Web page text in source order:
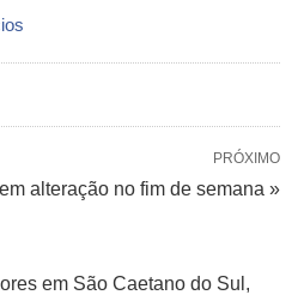
PRÓXIMO
alteração no fim de semana »
em São Caetano do Sul,